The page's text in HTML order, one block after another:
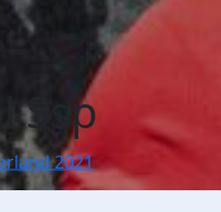
Ssp
2021